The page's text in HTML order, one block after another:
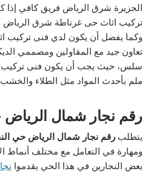
الجزيرة شرق الرياض فريق كافي إذا
تركيب اثاث حى غرناطة شرق الرياض
وكما يفضل أن يكون لدي فنى تركيب
تعاون جيد مع المقاولين ومصممي
سلس، حيث يجب أن يكون فنى تركيب
ملم بأحدث المواد مثل الطلاء
رقم نجار شمال
يتطلبرقم نجار شمال الرياض حي
ومهارة في التعامل مع مختلف أنماط
بعض النجارين في هذا الحي يقدموا